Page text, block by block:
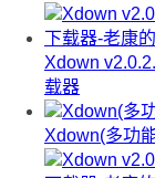
Xdown
载器
Xdown(多功